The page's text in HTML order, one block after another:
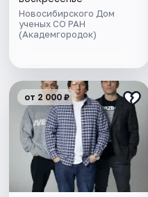
Новосибирского Дом
ученых СО РАН
(Академгородок)
от 2 000 ₽